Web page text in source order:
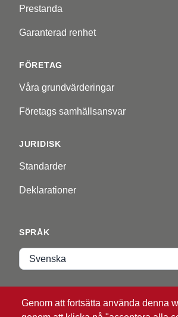
Prestanda
Garanterad renhet
FÖRETAG
Våra grundvärderingar
Företags samhällsansvar
JURIDISK
Standarder
Deklarationer
Genom att fortsätta använda denna
SPRÅK
Språk